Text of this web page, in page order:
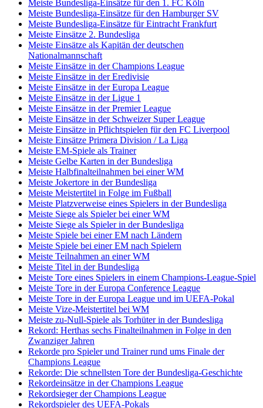
Meiste Bundesliga-Einsätze für den 1. FC Köln
Meiste Bundesliga-Einsätze für den Hamburger SV
Meiste Bundesliga-Einsätze für Eintracht Frankfurt
Meiste Einsätze 2. Bundesliga
Meiste Einsätze als Kapitän der deutschen
Nationalmannschaft
Meiste Einsätze in der Champions League
Meiste Einsätze in der Eredivisie
Meiste Einsätze in der Europa League
Meiste Einsätze in der Ligue 1
Meiste Einsätze in der Premier League
Meiste Einsätze in der Schweizer Super League
Meiste Einsätze in Pflichtspielen für den FC Liverpool
Meiste Einsätze Primera Division / La Liga
Meiste EM-Spiele als Trainer
Meiste Gelbe Karten in der Bundesliga
Meiste Halbfinalteilnahmen bei einer WM
Meiste Jokertore in der Bundesliga
Meiste Meistertitel in Folge im Fußball
Meiste Platzverweise eines Spielers in der Bundesliga
Meiste Siege als Spieler bei einer WM
Meiste Siege als Spieler in der Bundesliga
Meiste Spiele bei einer EM nach Ländern
Meiste Spiele bei einer EM nach Spielern
Meiste Teilnahmen an einer WM
Meiste Titel in der Bundesliga
Meiste Tore eines Spielers in einem Champions-League-Spiel
Meiste Tore in der Europa Conference League
Meiste Tore in der Europa League und im UEFA-Pokal
Meiste Vize-Meistertitel bei WM
Meiste zu-Null-Spiele als Torhüter in der Bundesliga
Rekord: Herthas sechs Finalteilnahmen in Folge in den
Zwanziger Jahren
Rekorde pro Spieler und Trainer rund ums Finale der
Champions League
Rekorde: Die schnellsten Tore der Bundesliga-Geschichte
Rekordeinsätze in der Champions League
Rekordsieger der Champions League
Rekordspieler des UEFA-Pokals